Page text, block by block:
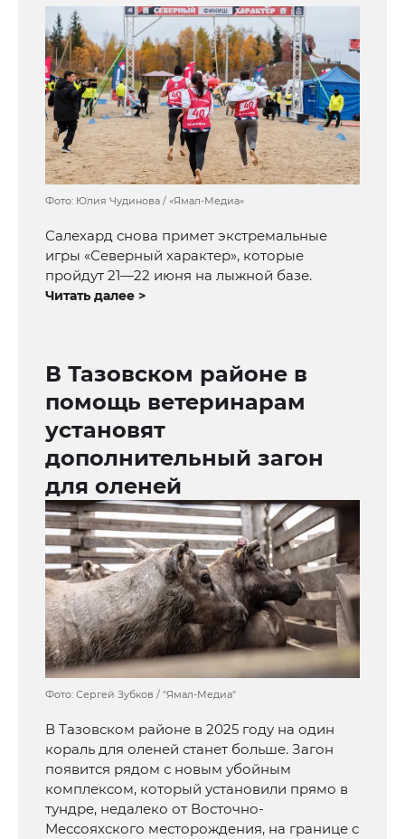
Фото: Юлия Чудинова / «Ямал-Медиа»
Салехард снова примет экстремальные
игры «Северный характер», которые
пройдут 21—22 июня на лыжной базе.
Читать далее >
В Тазовском районе в
помощь ветеринарам
установят
дополнительный загон
для оленей
Фото: Сергей Зубков / "Ямал-Медиа"
В Тазовском районе в 2025 году на один
кораль для оленей станет больше. Загон
появится рядом с новым убойным
комплексом, который установили прямо в
тундре, недалеко от Восточно-
Мессояхского месторождения, на границе с